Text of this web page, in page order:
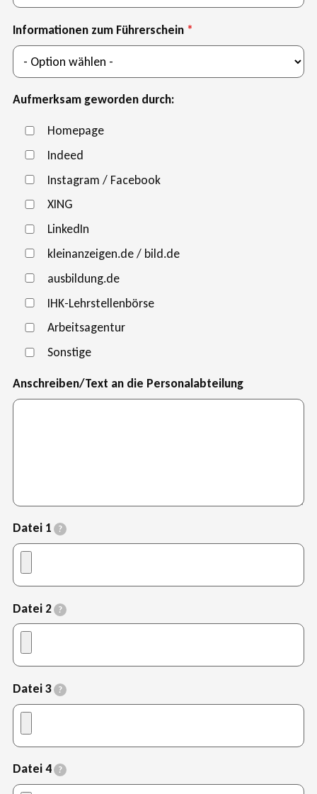
Informationen zum Führerschein
Aufmerksam geworden durch:
Homepage
Indeed
Instagram / Facebook
XING
LinkedIn
kleinanzeigen.de / bild.de
ausbildung.de
IHK-Lehrstellenbörse
Arbeitsagentur
Sonstige
Anschreiben/Text an die Personalabteilung
Datei 1 ?
Datei 2 ?
Datei 3 ?
Datei 4 ?